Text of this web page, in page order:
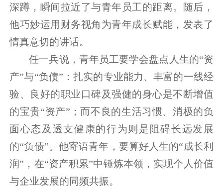
深蹲，瞬间拉近了与青年员工的距离。随后，
他巧妙运用财务视角为青年成长赋能，发表了
情真意切的讲话。
任一兵说，青年员工要学会盘点人生的“资
产”与“负债”：扎实的专业能力、丰富的一线经
验、良好的职业口碑及强健的身心是不断增值
的宝贵“资产”；而不良的生活习惯、消极的负
面心态及透支健康的行为则是阻碍长远发展
的“负债”。他寄语青年，要算好人生的“成长利
润”，在“资产积累”中锤炼本领，实现个人价值
与企业发展的同频共振。